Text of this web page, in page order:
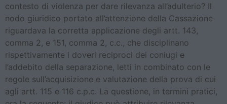
contesto di violenza per dare rilevanza all’adulterio? Il
nodo giuridico portato all’attenzione della Cassazione
riguardava la corretta applicazione degli artt. 143,
comma 2, e 151, comma 2, c.c., che disciplinano
rispettivamente i doveri reciproci dei coniugi e
l’addebito della separazione, letti in combinato con le
regole sull’acquisizione e valutazione della prova di cui
agli artt. 115 e 116 c.p.c. La questione, in termini pratici,